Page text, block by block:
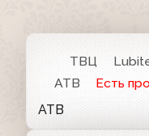
ТВЦ
АТВ
Есть
АТВ